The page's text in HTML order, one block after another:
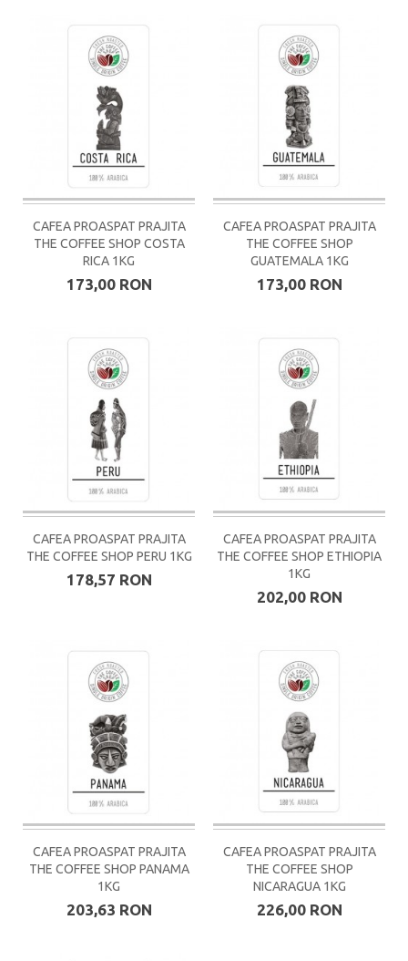
CAFEA PROASPAT PRAJITA
THE COFFEE SHOP COSTA
RICA 1KG
173,00 RON
CAFEA PROASPAT PRAJITA
THE COFFEE SHOP
GUATEMALA 1KG
173,00 RON
CAFEA PROASPAT PRAJITA
THE COFFEE SHOP PERU 1KG
178,57 RON
CAFEA PROASPAT PRAJITA
THE COFFEE SHOP ETHIOPIA
1KG
202,00 RON
CAFEA PROASPAT PRAJITA
THE COFFEE SHOP PANAMA
1KG
203,63 RON
CAFEA PROASPAT PRAJITA
THE COFFEE SHOP
NICARAGUA 1KG
226,00 RON